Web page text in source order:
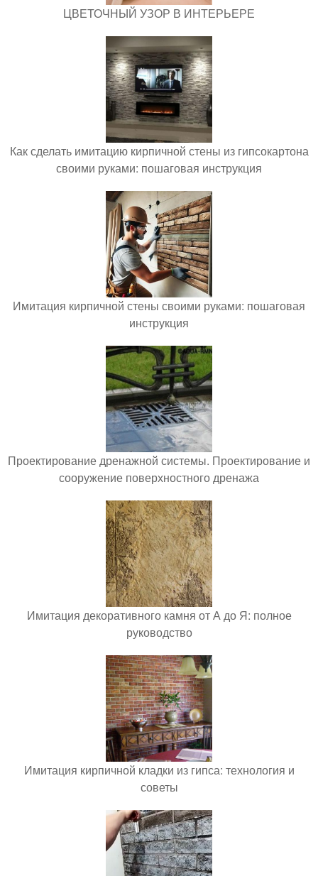
ЦВЕТОЧНЫЙ УЗОР В ИНТЕРЬЕРЕ
Как сделать имитацию кирпичной стены из гипсокартона
своими руками: пошаговая инструкция
Имитация кирпичной стены своими руками: пошаговая
инструкция
Проектирование дренажной системы. Проектирование и
сооружение поверхностного дренажа
Имитация декоративного камня от А до Я: полное
руководство
Имитация кирпичной кладки из гипса: технология и
советы